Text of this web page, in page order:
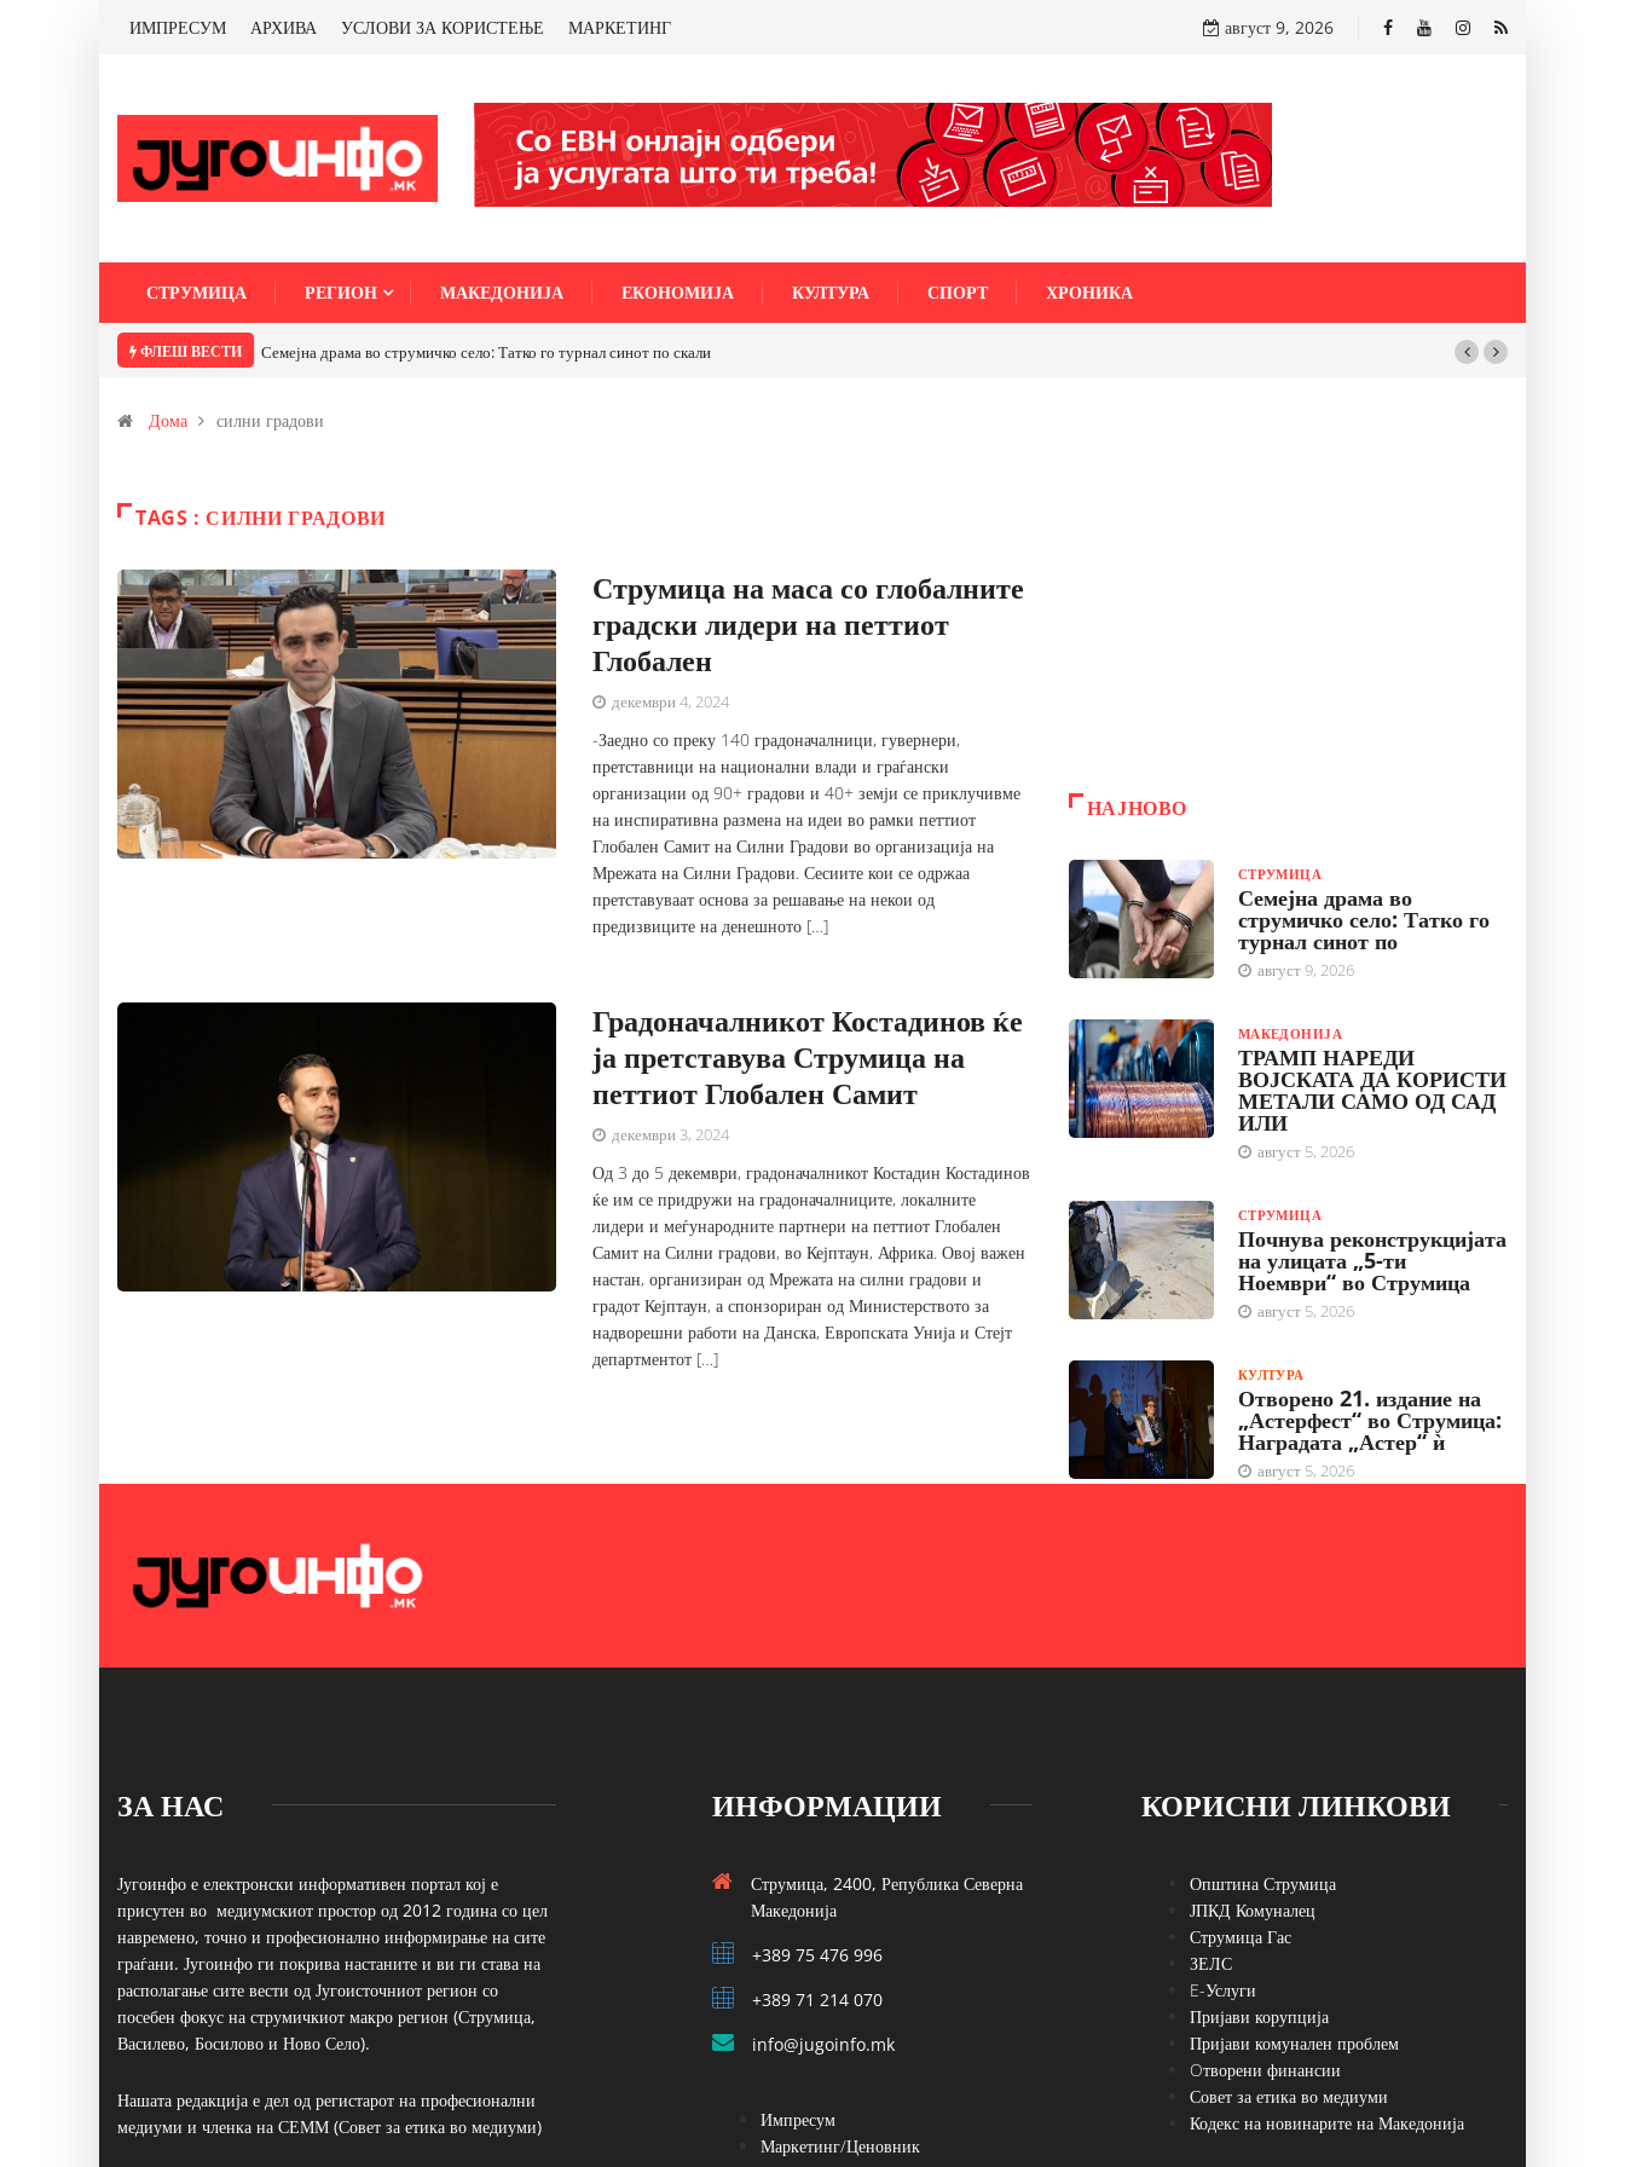
ИМПРЕСУМ АРХИВА УСЛОВИ ЗА КОРИСТЕЊЕ МАРКЕТИНГ август 9, 2026
СТРУМИЦА РЕГИОН МАКЕДОНИЈА ЕКОНОМИЈА КУЛТУРА СПОРТ ХРОНИКА
ФЛЕШ ВЕСТИ Семејна драма во струмичко село: Татко го турнал синот по скали
Дома силни градови
TAGS : СИЛНИ ГРАДОВИ
Струмица на маса со глобалните
градски лидери на петтиот
Глобален
декември 4, 2024
-Заедно со преку 140 градоначалници, гувернери,
претставници на национални влади и граѓански
организации од 90+ градови и 40+ земји се приклучивме
на инспиративна размена на идеи во рамки петтиот
Глобален Самит на Силни Градови во организација на
Мрежата на Силни Градови. Сесиите кои се одржаа
претставуваат основа за решавање на некои од
предизвиците на денешното […]
Градоначалникот Костадинов ќе
ја претставува Струмица на
петтиот Глобален Самит
декември 3, 2024
Од 3 до 5 декември, градоначалникот Костадин Костадинов
ќе им се придружи на градоначалниците, локалните
лидери и меѓународните партнери на петтиот Глобален
Самит на Силни градови, во Кејптаун, Африка. Овој важен
настан, организиран од Мрежата на силни градови и
градот Кејптаун, а спонзориран од Министерството за
надворешни работи на Данска, Европската Унија и Стејт
департментот […]
НАЈНОВО
СТРУМИЦА
Семејна драма во
струмичко село: Татко го
турнал синот по
август 9, 2026
МАКЕДОНИЈА
ТРАМП НАРЕДИ
ВОЈСКАТА ДА КОРИСТИ
МЕТАЛИ САМО ОД САД
ИЛИ
август 5, 2026
СТРУМИЦА
Почнува реконструкцијата
на улицата „5-ти
Ноември“ во Струмица
август 5, 2026
КУЛТУРА
Отворено 21. издание на
„Астерфест“ во Струмица:
Наградата „Астер“ ѝ
август 5, 2026
ЗА НАС
Југоинфо е електронски информативен портал кој е
присутен во медиумскиот простор од 2012 година со цел
навремено, точно и професионално информирање на сите
граѓани. Југоинфо ги покрива настаните и ви ги става на
располагање сите вести од Југоисточниот регион со
посебен фокус на струмичкиот макро регион (Струмица,
Василево, Босилово и Ново Село).
Нашата редакција е дел од регистарот на професионални
медиуми и членка на СЕММ (Совет за етика во медиуми)
ИНФОРМАЦИИ
Струмица, 2400, Република Северна
Македонија
+389 75 476 996
+389 71 214 070
info@jugoinfo.mk
Импресум
Маркетинг/Ценовник
КОРИСНИ ЛИНКОВИ
Општина Струмица
ЈПКД Комуналец
Струмица Гас
ЗЕЛС
E-Услуги
Пријави корупција
Пријави комунален проблем
Oтворени финансии
Совет за етика во медиуми
Кодекс на новинарите на Македонија